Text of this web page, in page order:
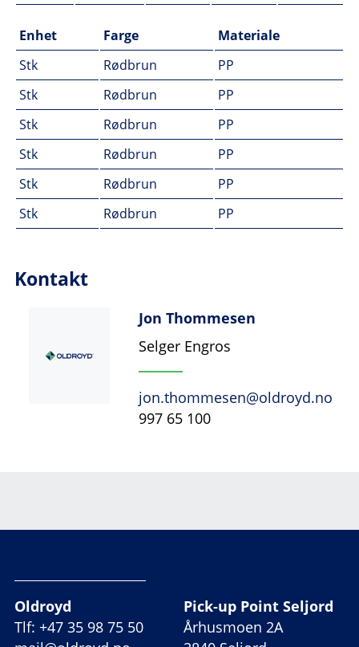
Enhet Farge
Materiale
Stk
Rødbrun
PP
Stk
Rødbrun
PP
Stk
Rødbrun
PP
Stk
Rødbrun
PP
Stk
Rødbrun
PP
Stk
Rødbrun PP
Kontakt
Jon Thommesen
Selger Engros
jon.thommesen@oldroyd.no
997 65 100
Oldroyd
Tlf: +47 35 98 75 50
Pick-up Point Seljord
Århusmoen 2A